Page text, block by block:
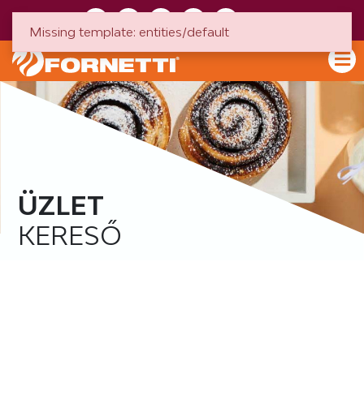
ÜZLET
KERESŐ
Missing template: entities/default